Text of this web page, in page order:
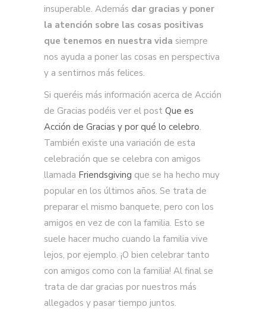
insuperable. Además dar gracias y poner
la atención sobre las cosas positivas
que tenemos en nuestra vida siempre
nos ayuda a poner las cosas en perspectiva
y a sentirnos más felices.
Si queréis más información acerca de Acción
de Gracias podéis ver el post Que es
Acción de Gracias y por qué lo celebro.
También existe una variación de esta
celebración que se celebra con amigos
llamada Friendsgiving que se ha hecho muy
popular en los últimos años. Se trata de
preparar el mismo banquete, pero con los
amigos en vez de con la familia. Esto se
suele hacer mucho cuando la familia vive
lejos, por ejemplo. ¡O bien celebrar tanto
con amigos como con la familia! Al final se
trata de dar gracias por nuestros más
allegados y pasar tiempo juntos.